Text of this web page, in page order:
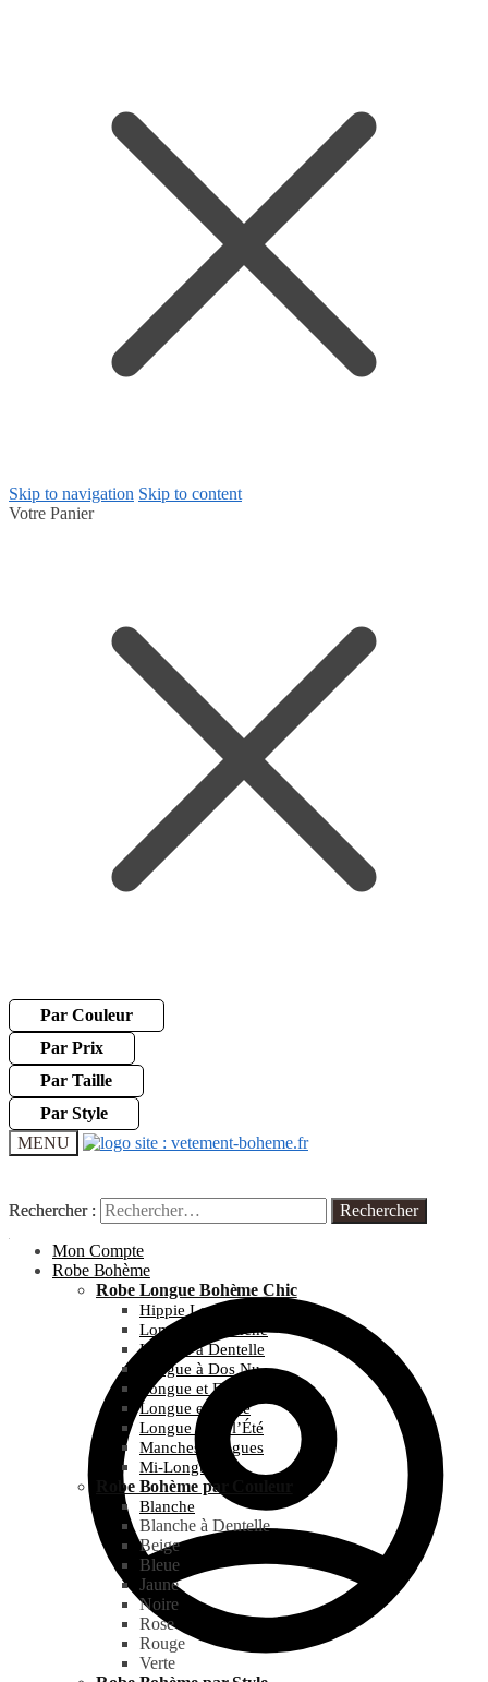
Skip to navigation Skip to content
Votre Panier
Par Couleur
Par Prix
Par Taille
Par Style
MENU
Rechercher :
Mon Compte
Rechercher :
Robe Bohème
Robe Longue Bohème Chic
Hippie Longue
Longue et Blanche
Longue à Dentelle
Longue à Dos Nu
Longue et Fleurie
Longue et Noire
Longue pour l’Été
Manches Longues
Mi-Longue
Robe Bohème par Couleur
Blanche
Blanche à Dentelle
Beige
Bleue
Jaune
Noire
Rose
Rouge
Verte